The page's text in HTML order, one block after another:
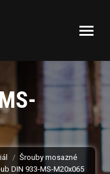
Šrouby mosazné
DIN 933-MS-M20x065